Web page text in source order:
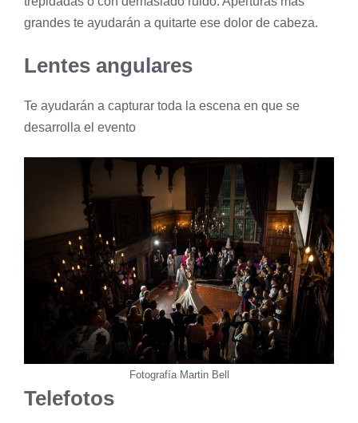
grandes te ayudarán a quitarte ese dolor de cabeza.
Lentes angulares
Te ayudarán a capturar toda la escena en que se
desarrolla el evento
Fotografía Martin Bell
Telefotos